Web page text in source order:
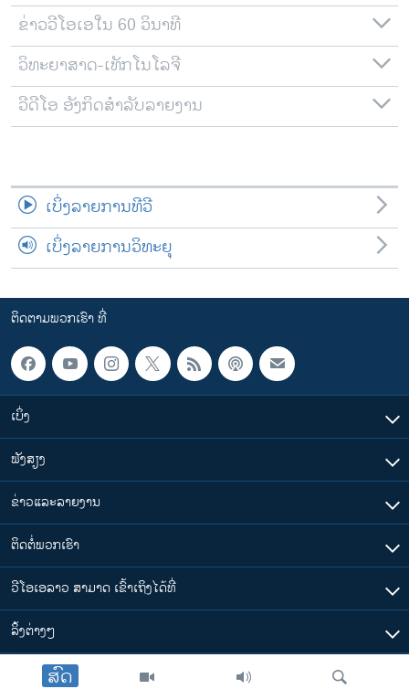
ສຽງ
ລາຍການກະຈາຍສຽງ
ລາຍງານ
ຕິດຕາມພວກເຮົາ ທີ່
ສົດ
ຂ່າວວີໂອເອໃນ 60 ວິນາທີ
ວິທະຍາສາດ-ເທັກໂນໂລຈີ
ວີດີໂອ ອັງກິດສຳລັບລາຍງານ
ເບິ່ງລາຍການທີວີ
ເບິ່ງລາຍການວິທະຍຸ
ຕິດຕາມພວກເຮົາ ທີ່
ເບິ່ງ
ຟັງສຽງ
ຂ່າວແລະລາຍງານ
ຕິດຕໍ່ພວກເຮົາ
ວີໂອເອລາວ ສາມາດ ເຂົ້າເຖິງໄດ້ທີ່
​ລິ້ງ​ຕ່າງໆ
ຕາມເວລາໃນລາວ